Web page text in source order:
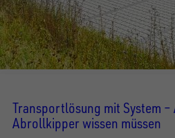
Transportlösung mit System –
Abrollkipper wissen müssen